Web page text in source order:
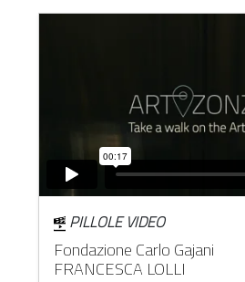
PILLOLE VIDEO
Fondazione Carlo Gajani
FRANCESCA LOLLI